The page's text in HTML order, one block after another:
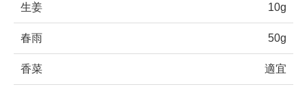
生姜 10g
春雨 50g
香菜 適宜